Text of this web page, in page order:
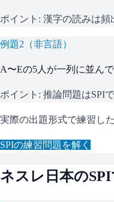
ポイント: 漢字の読みは頻
例題2 （非言語）
A〜Eの5人が一列に並ん
ポイント: 推論問題はSPI
実際の出題形式で練習し
SPIの練習問題を解く
ネスレ日本のSPI